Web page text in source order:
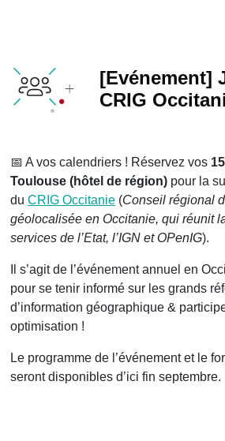
[Evénement]
CRIG
📅 A vos calendriers ! Réservez vos
Toulouse (hôtel de région) pour la
du CRIG Occitanie (Conseil régional
géolocalisée en Occitanie, qui réunit
services de l’Etat, l’IGN et OPenIG).
Il s’agit de l’événement annuel en
pour se tenir informé sur les grands
d’information géographique &
optimisation !
Le programme de l’événement et le
seront disponibles d’ici fin septembre.